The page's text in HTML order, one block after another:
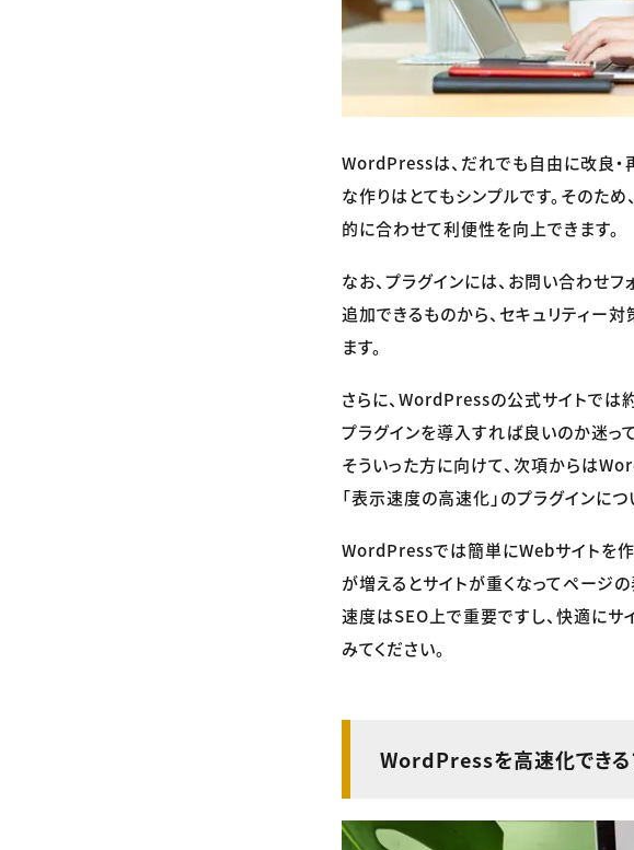
WordPressは、だれでも自由に改良・
な作りはとてもシンプルです。そのた
的に合わせて利便性を向上できます。
なお、プラグインには、お問い合わせ
追加できるものから、セキュリティー
ます。
さらに、WordPressの公式サイトでは
プラグインを導入すれば良いのか迷って
そういった方に向けて、次項からは
「表示速度の高速化」のプラグインにつ
WordPressでは簡単にWebサイトを作
が増えるとサイトが重くなってページ
速度はSEO上で重要ですし、快適にサ
みてください。
WordPressを高速化できる